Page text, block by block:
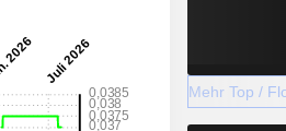
Mehr Top /